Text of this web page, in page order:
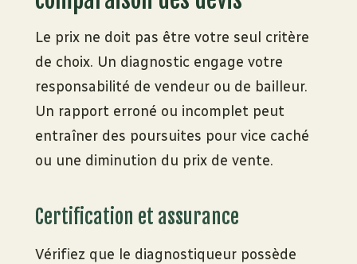
Le prix ne doit pas être votre seul critère
de choix. Un diagnostic engage votre
responsabilité de vendeur ou de bailleur.
Un rapport erroné ou incomplet peut
entraîner des poursuites pour vice caché
ou une diminution du prix de vente.
Certification et assurance
Vérifiez que le diagnostiqueur possède